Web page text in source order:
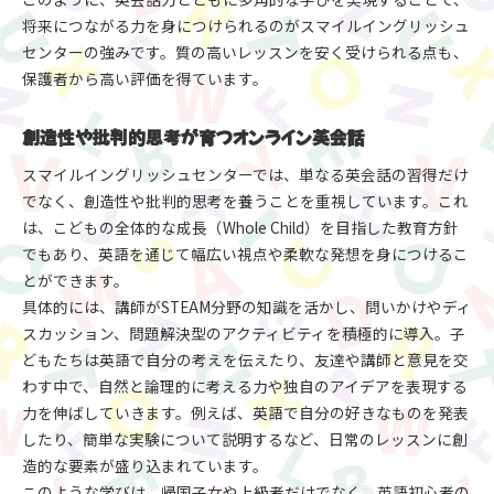
将来につながる力を身につけられるのがスマイルイングリッシュ
センターの強みです。質の高いレッスンを安く受けられる点も、
保護者から高い評価を得ています。
創造性や批判的思考が育つオンライン英会話
スマイルイングリッシュセンターでは、単なる英会話の習得だけ
でなく、創造性や批判的思考を養うことを重視しています。これ
は、こどもの全体的な成長（Whole Child）を目指した教育方針
でもあり、英語を通じて幅広い視点や柔軟な発想を身につけるこ
とができます。
具体的には、講師がSTEAM分野の知識を活かし、問いかけやディ
スカッション、問題解決型のアクティビティを積極的に導入。子
どもたちは英語で自分の考えを伝えたり、友達や講師と意見を交
わす中で、自然と論理的に考える力や独自のアイデアを表現する
力を伸ばしていきます。例えば、英語で自分の好きなものを発表
したり、簡単な実験について説明するなど、日常のレッスンに創
造的な要素が盛り込まれています。